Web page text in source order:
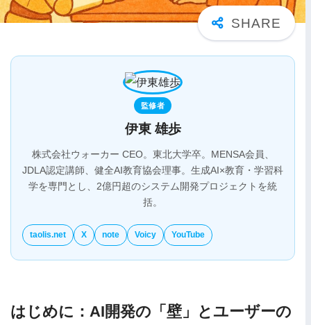
監修者
伊東 雄歩
株式会社ウォーカー CEO。東北大学卒。MENSA会員、
JDLA認定講師、健全AI教育協会理事。生成AI×教育・学習科
学を専門とし、2億円超のシステム開発プロジェクトを統
括。
taolis.net X note Voicy YouTube
はじめに：AI開発の「壁」とユーザーの